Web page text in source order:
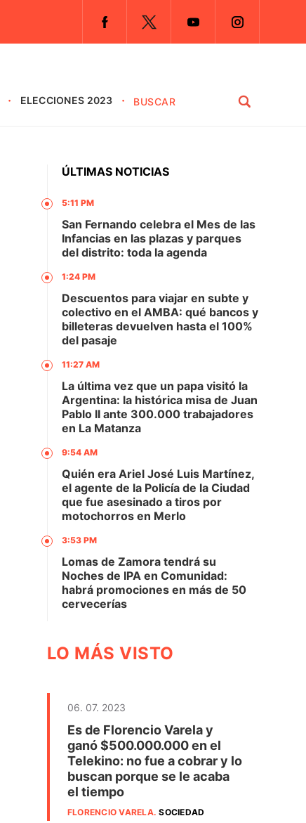
ELECCIONES 2023
ÚLTIMAS NOTICIAS
5:11 PM
San Fernando celebra el Mes de las
Infancias en las plazas y parques
del distrito: toda la agenda
1:24 PM
Descuentos para viajar en subte y
colectivo en el AMBA: qué bancos y
billeteras devuelven hasta el 100%
del pasaje
11:27 AM
La última vez que un papa visitó la
Argentina: la histórica misa de Juan
Pablo II ante 300.000 trabajadores
en La Matanza
9:54 AM
Quién era Ariel José Luis Martínez,
el agente de la Policía de la Ciudad
que fue asesinado a tiros por
motochorros en Merlo
3:53 PM
Lomas de Zamora tendrá su
Noches de IPA en Comunidad:
habrá promociones en más de 50
cervecerías
LO MÁS VISTO
06. 07. 2023
Es de Florencio Varela y
ganó $500.000.000 en el
Telekino: no fue a cobrar y lo
buscan porque se le acaba
el tiempo
FLORENCIO VARELA.SOCIEDAD